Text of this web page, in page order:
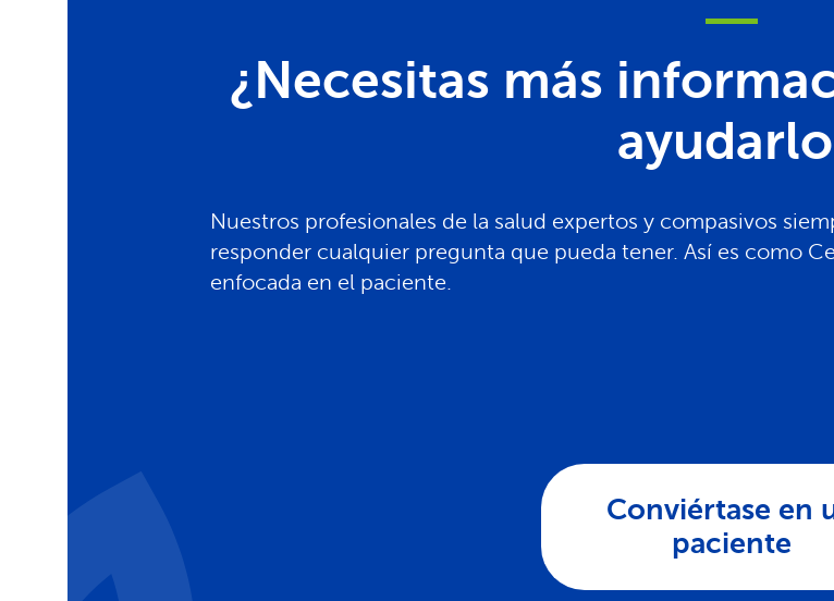
¿Necesitas más
Nuestros profesionales de la salud expertos y compasivos
responder cualquier pregunta que pueda tener. Así es como
enfocada en el paciente.
Conviértase en
paciente